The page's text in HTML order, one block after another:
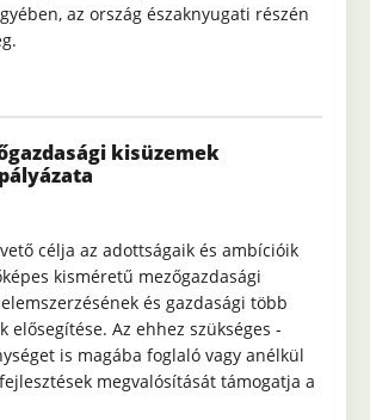
az ország északnyugati részén
kisüzemek
célja az adottságaik és ambícióik
kisméretű mezőgazdasági
és gazdasági több
elősegítése. Az ehhez szükséges -
is magába foglaló vagy anélkül
megvalósítását támogatja a